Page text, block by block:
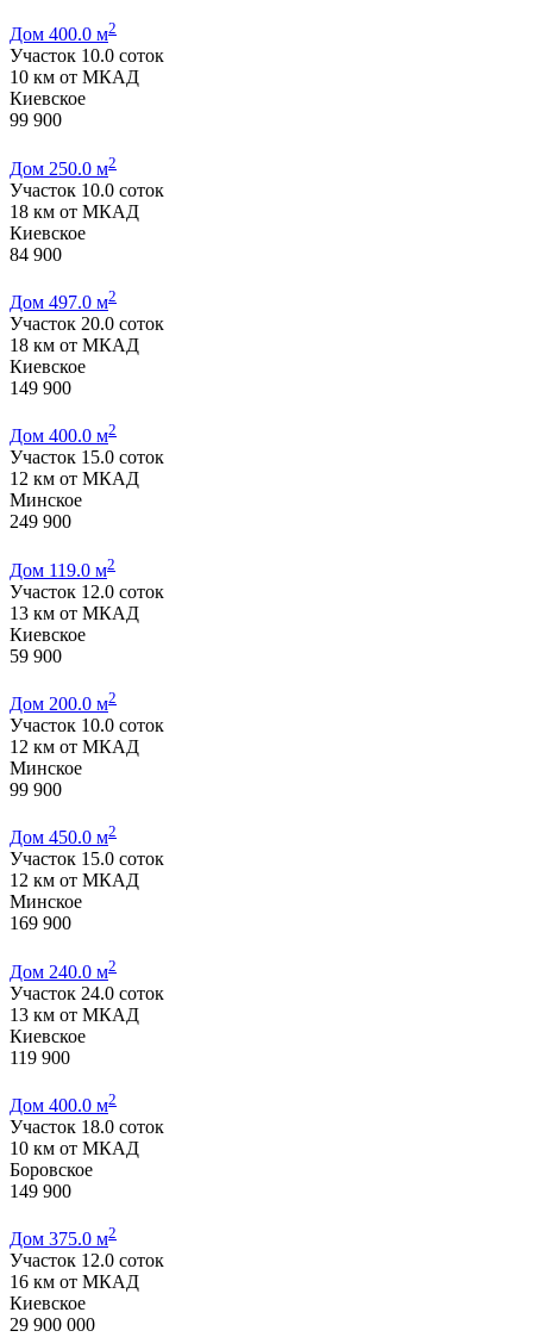
Дом 400.0 м2
Участок 10.0 соток
10 км от МКАД
Киевское
99 900
Дом 250.0 м2
Участок 10.0 соток
18 км от МКАД
Киевское
84 900
Дом 497.0 м2
Участок 20.0 соток
18 км от МКАД
Киевское
149 900
Дом 400.0 м2
Участок 15.0 соток
12 км от МКАД
Минское
249 900
Дом 119.0 м2
Участок 12.0 соток
13 км от МКАД
Киевское
59 900
Дом 200.0 м2
Участок 10.0 соток
12 км от МКАД
Минское
99 900
Дом 450.0 м2
Участок 15.0 соток
12 км от МКАД
Минское
169 900
Дом 240.0 м2
Участок 24.0 соток
13 км от МКАД
Киевское
119 900
Дом 400.0 м2
Участок 18.0 соток
10 км от МКАД
Боровское
149 900
Дом 375.0 м2
Участок 12.0 соток
16 км от МКАД
Киевское
29 900 000